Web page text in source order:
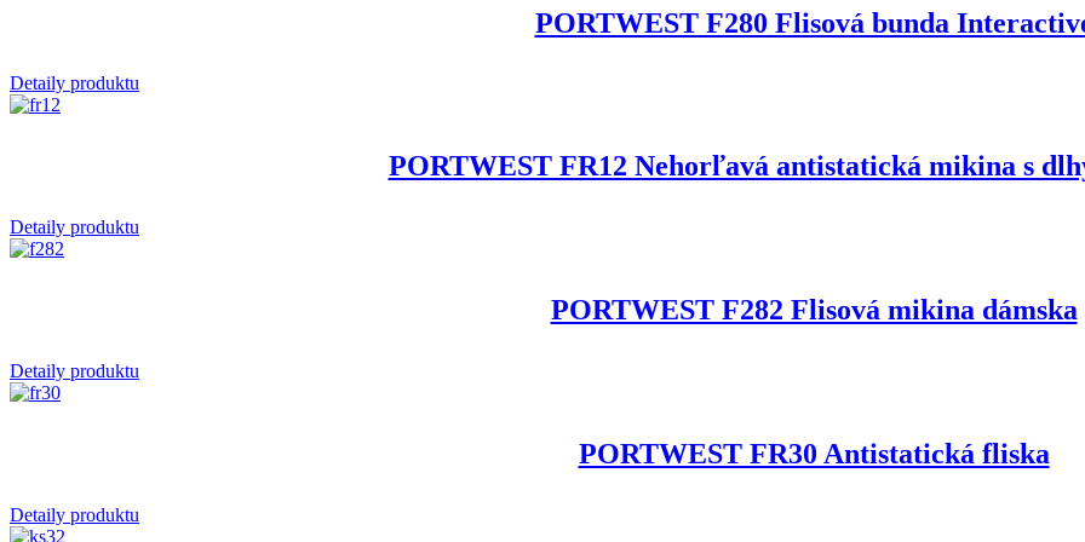
PORTWEST F280 Flisová bunda
Detaily produktu
PORTWEST FR12 Nehorľavá antistatická mikina s
Detaily produktu
PORTWEST F282 Flisová mikina dámska
Detaily produktu
PORTWEST FR30 Antistatická fliska
Detaily produktu